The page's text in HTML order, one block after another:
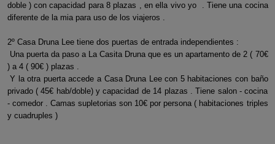
doble ) con capacidad para 8 plazas , en ella vivo yo . Tiene una cocina
diferente de la mia para uso de los viajeros .
2º Casa Druna Lee tiene dos puertas de entrada independientes :
Una puerta da paso a La Casita Druna que es un apartamento de 2 ( 70€
) a 4 ( 90€ ) plazas .
Y la otra puerta accede a Casa Druna Lee con 5 habitaciones con baño
privado ( 45€ hab/doble) y capacidad de 14 plazas . Tiene salon - cocina
- comedor . Camas supletorias son 10€ por persona ( habitaciones triples
y cuadruples )